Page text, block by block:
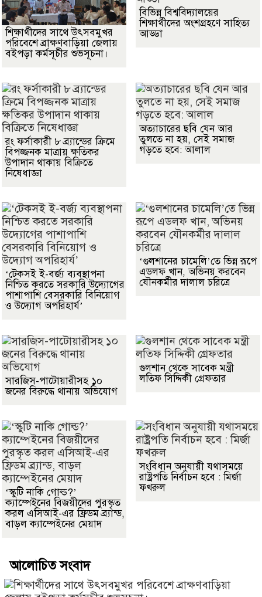
শিক্ষার্থীদের সাথে উৎসবমুখর
পরিবেশে ব্রাক্ষণবাড়িয়া জেলায়
বইপড়া কর্মসূচীর শুভসূচনা।
বিভিন্ন বিশ্ববিদ্যালয়ের
শিক্ষার্থীদের অংশগ্রহণে সাহিত্য
আড্ডা
রং ফর্সাকারী ৮ ব্র্যান্ডের ক্রিমে
বিপজ্জনক মাত্রায় ক্ষতিকর
উপাদান থাকায় বিক্রিতে
নিষেধাজ্ঞা
অত্যাচারের ছবি যেন আর
তুলতে না হয়, সেই সমাজ
গড়তে হবে: আলাল
‘টেকসই ই-বর্জ্য ব্যবস্থাপনা
নিশ্চিত করতে সরকারি উদ্যোগের
পাশাপাশি বেসরকারি বিনিয়োগ
ও উদ্যোগ অপরিহার্য’
‘গুলশানের চামেলি’তে ভিন্ন রূপে
এডলফ খান, অভিনয় করবেন
যৌনকর্মীর দালাল চরিত্রে
সারজিস-পাটোয়ারীসহ ১০
জনের বিরুদ্ধে থানায় অভিযোগ
গুলশান থেকে সাবেক মন্ত্রী
লতিফ সিদ্দিকী গ্রেফতার
‘স্কুটি নাকি গোল্ড?’
ক্যাম্পেইনের বিজয়ীদের পুরস্কৃত
করল এসিআই-এর ফ্রিডম ব্র্যান্ড,
বাড়ল ক্যাম্পেইনের মেয়াদ
সংবিধান অনুযায়ী যথাসময়ে
রাষ্ট্রপতি নির্বাচন হবে : মির্জা
ফখরুল
আলোচিত সংবাদ